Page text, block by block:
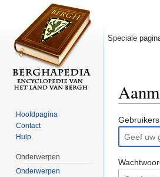
Speciale
Hoofdpagina
Contact
Hulp
Onderwerpen
Onderwerpen